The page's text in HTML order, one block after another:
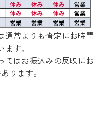
常よりも査定にお時間
す。
はお振込みの反映にお
ります。